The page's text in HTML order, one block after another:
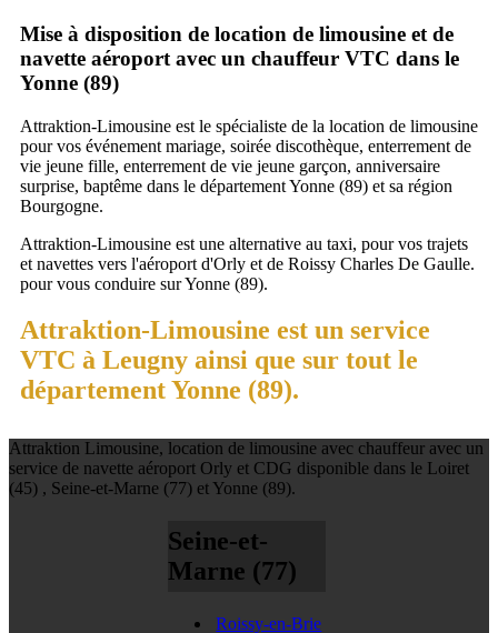
Mise à disposition de location de limousine et de
navette aéroport avec un chauffeur VTC dans le
Yonne (89)
Attraktion-Limousine est le spécialiste de la location de limousine
pour vos événement mariage, soirée discothèque, enterrement de
vie jeune fille, enterrement de vie jeune garçon, anniversaire
surprise, baptême dans le département Yonne (89) et sa région
Bourgogne.
Attraktion-Limousine est une alternative au taxi, pour vos trajets
et navettes vers l'aéroport d'Orly et de Roissy Charles De Gaulle.
pour vous conduire sur Yonne (89).
Attraktion-Limousine est un service
VTC à Leugny ainsi que sur tout le
département Yonne (89).
Attraktion Limousine, location de limousine avec chauffeur avec un
service de navette aéroport Orly et CDG disponible dans le Loiret
(45) , Seine-et-Marne (77) et Yonne (89).
Seine-et-
Marne (77)
Roissy-en-Brie